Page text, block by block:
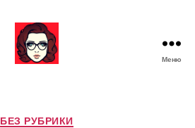
М
Меню
Р
БЕЗ РУБРИКИ